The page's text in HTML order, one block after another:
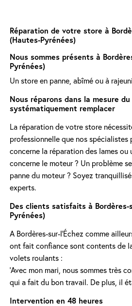
Réparation de votre store à
(Hautes-Pyrénées)
Nous sommes présents à
Pyrénées)
Un store en panne, abîmé ou à
Nous réparons dans la mesure
systématiquement remplacer
La réparation de votre store
professionnelle que nos spécialistes
concerne la réparation des lames ou
concerne le moteur ? Un problème
panne du moteur ? Soyez
experts.
Des clients satisfaits à Bordères-
Pyrénées)
A Bordères-sur-l’Échez comme
ont fait confiance sont contents de
volets roulants :
'Avec mon mari, nous sommes très
qui a fait du bon travail. De plus, il
Intervention en 48 heures